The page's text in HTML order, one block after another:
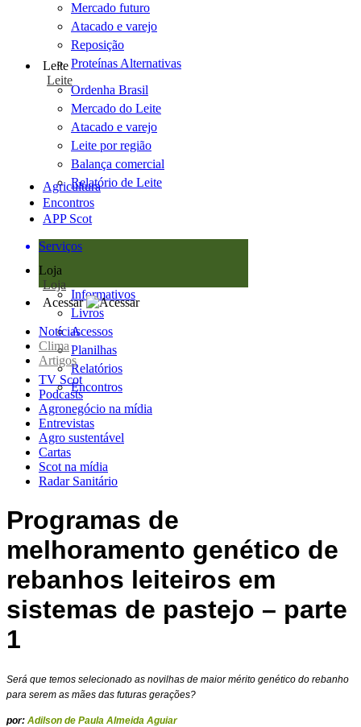
Mercado futuro
Atacado e varejo
Reposição
Proteínas Alternativas
Leite
Leite
Ordenha Brasil
Mercado do Leite
Atacado e varejo
Leite por região
Balança comercial
Relatório de Leite
Agricultura
Encontros
APP Scot
Serviços
Loja
Loja
Informativos
Livros
Acessos
Planilhas
Relatórios
Encontros
Acessar
Notícias
Clima
Artigos
TV Scot
Podcasts
Agronegócio na mídia
Entrevistas
Agro sustentável
Cartas
Scot na mídia
Radar Sanitário
Programas de
melhoramento genético de
rebanhos leiteiros em
sistemas de pastejo – parte
1
Será que temos selecionado as novilhas de maior mérito genético do rebanho
para serem as mães das futuras gerações?
por: Adilson de Paula Almeida Aguiar